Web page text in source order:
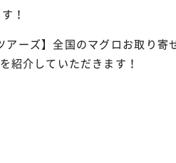
！
ーズ】全国のマグロお取り寄
を紹介していただきます！